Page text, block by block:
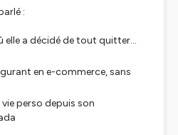
:
elle a décidé de tout quitter…
en e-commerce, sans
perso depuis son